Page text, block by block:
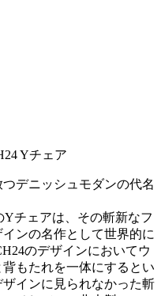
Yチェア
デニッシュモダンの代名
Yチェアは、その斬新なフ
ンの名作として世界的に
のデザインにおいてウ
もたれを一体にするとい
インに見られなかった斬